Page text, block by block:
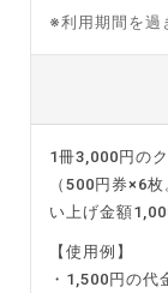
※利用期間を過
1冊3,000円の
（500円券×6
い上げ金額
【使用例】
・1,500円の代